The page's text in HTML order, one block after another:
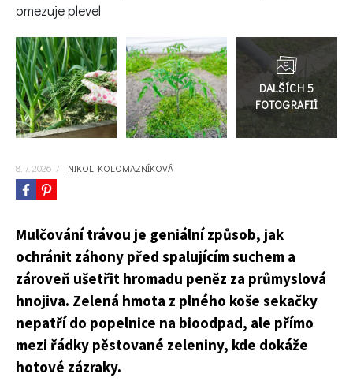
omezuje plevel
do
galerie
8. 7. 2026 / NIKOL KOLOMAZNÍKOVÁ
Mulčování trávou je geniální způsob, jak
ochránit záhony před spalujícím suchem a
zároveň ušetřit hromadu peněz za průmyslová
hnojiva. Zelená hmota z plného koše sekačky
nepatří do popelnice na bioodpad, ale přímo
mezi řádky pěstované zeleniny, kde dokáže
hotové zázraky.